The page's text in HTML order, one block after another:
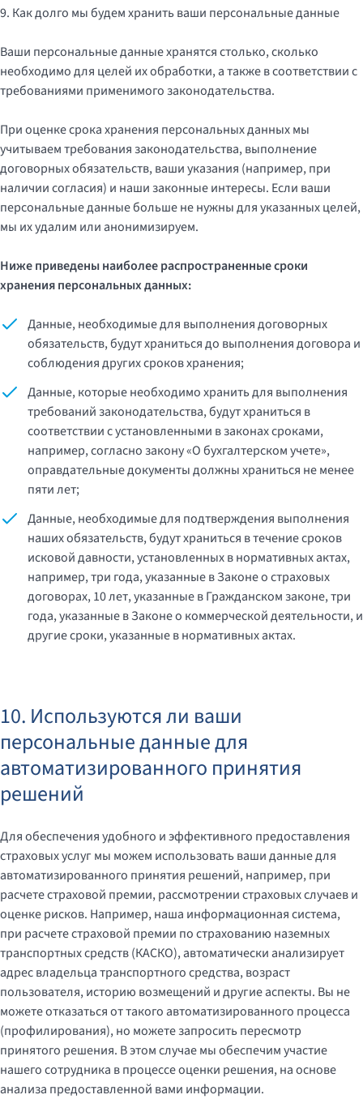
9. Как долго мы будем хранить ваши персональные данные
Ваши персональные данные хранятся столько, сколько
необходимо для целей их обработки, а также в соответствии с
требованиями применимого законодательства.
При оценке срока хранения персональных данных мы
учитываем требования законодательства, выполнение
договорных обязательств, ваши указания (например, при
наличии согласия) и наши законные интересы. Если ваши
персональные данные больше не нужны для указанных целей,
мы их удалим или анонимизируем.
Ниже приведены наиболее распространенные сроки
хранения персональных данных:
Данные, необходимые для выполнения договорных
обязательств, будут храниться до выполнения договора и
соблюдения других сроков хранения;
Данные, которые необходимо хранить для выполнения
требований законодательства, будут храниться в
соответствии с установленными в законах сроками,
например, согласно закону «О бухгалтерском учете»,
оправдательные документы должны храниться не менее
пяти лет;
Данные, необходимые для подтверждения выполнения
наших обязательств, будут храниться в течение сроков
исковой давности, установленных в нормативных актах,
например, три года, указанные в Законе о страховых
договорах, 10 лет, указанные в Гражданском законе, три
года, указанные в Законе о коммерческой деятельности, и
другие сроки, указанные в нормативных актах.
10. Используются ли ваши
персональные данные для
автоматизированного принятия
решений
Для обеспечения удобного и эффективного предоставления
страховых услуг мы можем использовать ваши данные для
автоматизированного принятия решений, например, при
расчете страховой премии, рассмотрении страховых случаев и
оценке рисков. Например, наша информационная система,
при расчете страховой премии по страхованию наземных
транспортных средств (КАСКО), автоматически анализирует
адрес владельца транспортного средства, возраст
пользователя, историю возмещений и другие аспекты. Вы не
можете отказаться от такого автоматизированного процесса
(профилирования), но можете запросить пересмотр
принятого решения. В этом случае мы обеспечим участие
нашего сотрудника в процессе оценки решения, на основе
анализа предоставленной вами информации.